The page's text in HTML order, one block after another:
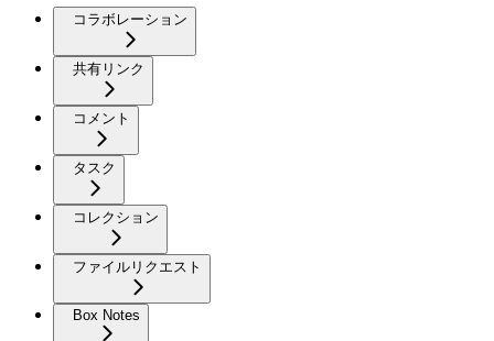
コラボレーション
共有リンク
コメント
タスク
コレクション
ファイルリクエスト
Box Notes